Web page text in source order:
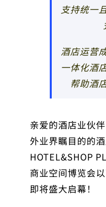
支持统一
酒店运营
一体化酒
帮助酒
亲爱的酒店业伙
外业界瞩目的的
HOTEL&SHOP
商业空间博览会
即将盛大启幕！